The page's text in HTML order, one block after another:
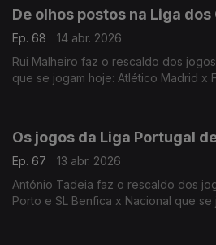
De olhos postos na Liga dos
Ep. 68
14 abr. 2026
Rui Malheiro faz o rescaldo dos
que se jogam hoje: Atlético Madrid x
Os jogos da Liga Portugal
Ep. 67
13 abr. 2026
António Tadeia faz o rescaldo dos
Porto e SL Benfica x Nacional que